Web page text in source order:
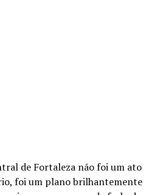
de Fortaleza não foi um ato
foi um plano brilhantemente